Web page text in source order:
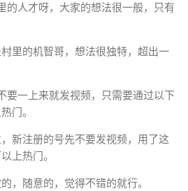
的人才呀，大家的想法很一般，只有
里的机智哥，想法很独特，超出一
要一上来就发视频，只需要通过以下
门。
新注册的号先不要发视频，用了这
上热门。
，随意的，觉得不错的就行。